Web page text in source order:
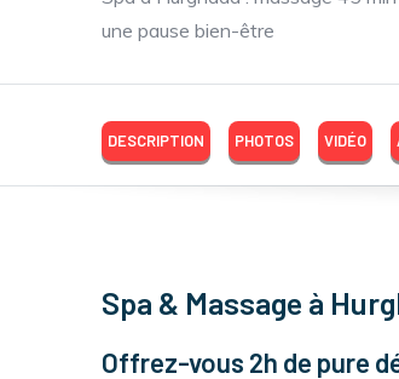
une pause bien-être
DESCRIPTION PHOTOS VIDÉO
Spa & Massage à
Offrez-vous 2h de pure